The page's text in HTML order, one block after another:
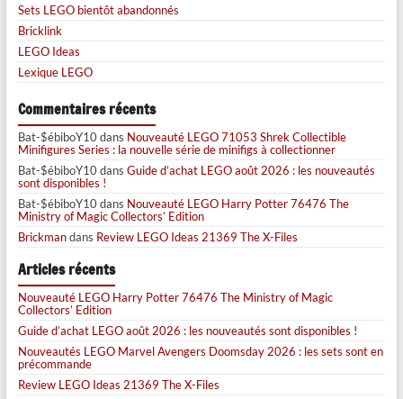
Sets LEGO bientôt abandonnés
Bricklink
LEGO Ideas
Lexique LEGO
Commentaires récents
Bat-$ébiboY10dans Nouveauté LEGO 71053 Shrek Collectible
Minifigures Series : la nouvelle série de minifigs à collectionner
Bat-$ébiboY10dans Guide d’achat LEGO août 2026 : les nouveautés
sont disponibles !
Bat-$ébiboY10dans Nouveauté LEGO Harry Potter 76476 The
Ministry of Magic Collectors’ Edition
Brickmandans Review LEGO Ideas 21369 The X-Files
Articles récents
Nouveauté LEGO Harry Potter 76476 The Ministry of Magic
Collectors’ Edition
Guide d’achat LEGO août 2026 : les nouveautés sont disponibles !
Nouveautés LEGO Marvel Avengers Doomsday 2026 : les sets sont en
précommande
Review LEGO Ideas 21369 The X-Files